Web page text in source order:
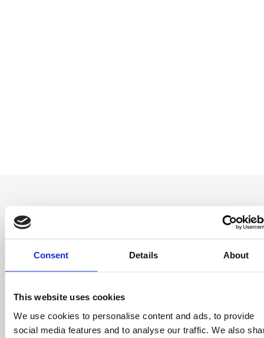
Consent Details About
This website uses cookies
We use cookies to personalise content and ads, to provide
social media features and to analyse our traffic. We also
Soyez le premier
Offres spéciales, événements et nouvelles du